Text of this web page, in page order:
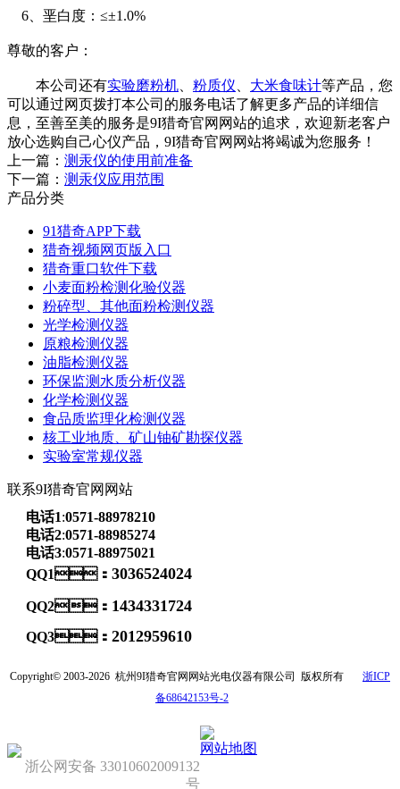
6、垩白度：≤±1.0%
尊敬的客户：
本公司还有实验磨粉机 粉质仪 大米食味计等产品，您
可以通过网页拨打本公司的服务电话了解更多产品的详细信
息，至善至美的服务是9I猎奇官网网站的追求，欢迎新老客户
放心选购自己心仪产品，9I猎奇官网网站将竭诚为您服务！
上一篇： 测汞仪的使用前准备
下一篇： 测汞仪应用范围
产品分类
91猎奇APP下载
猎奇视频网页版入口
猎奇重口软件下载
小麦面粉检测化验仪器
粉碎型、其他面粉检测仪器
光学检测仪器
原粮检测仪器
油脂检测仪器
环保监测水质分析仪器
化学检测仪器
食品质监理化检测仪器
核工业地质、矿山铀矿勘探仪器
实验室常规仪器
联系9I猎奇官网网站
电话1:0571-88978210
电话2:0571-88985274
电话3:0571-88975021
QQ1： 3036524024
QQ2： 1434331724
QQ3： 2012959610
Copyright© 2003-2026 杭州9I猎奇官网网站光电仪器有限公司 版权所有
浙ICP
备68642153号-2
浙公网安备 33010602009132
号
网站地图